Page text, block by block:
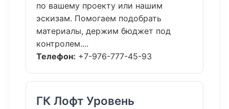
по вашему проекту или нашим
эскизам. Помогаем подобрать
материалы, держим бюджет под
контролем....
Телефон: +7-976-777-45-93
ГК Лофт Уровень